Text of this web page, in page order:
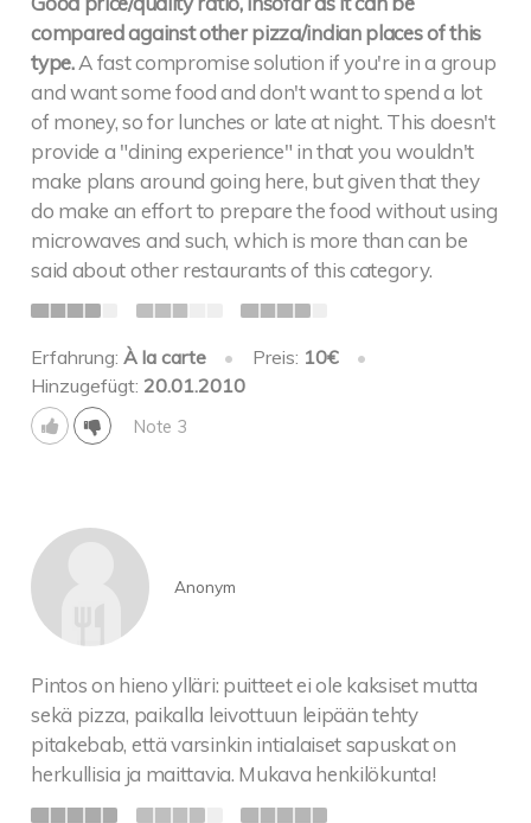
compared against other pizza/indian places of this
type. A fast compromise solution if you're in a group
and want some food and don't want to spend a lot
of money, so for lunches or late at night. This doesn't
provide a "dining experience" in that you wouldn't
make plans around going here, but given that they
do make an effort to prepare the food without using
microwaves and such, which is more than can be
said about other restaurants of this category.
Erfahrung:À la carte • Preis: 10€
•
Hinzugefügt: 20.01.2010
Note 3
Anonym
Pintos on hieno ylläri: puitteet ei ole kaksiset mutta
sekä pizza, paikalla leivottuun leipään tehty
pitakebab, että varsinkin intialaiset sapuskat on
herkullisia ja maittavia. Mukava henkilökunta!